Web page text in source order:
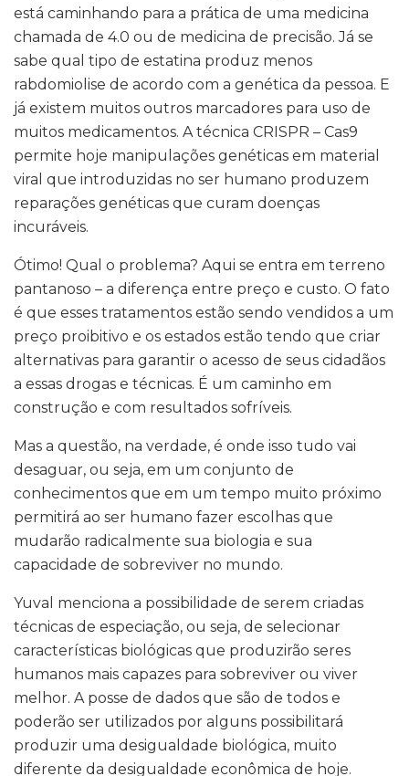
está caminhando para a prática de uma medicina
chamada de 4.0 ou de medicina de precisão. Já se
sabe qual tipo de estatina produz menos
rabdomiolise de acordo com a genética da pessoa. E
já existem muitos outros marcadores para uso de
muitos medicamentos. A técnica CRISPR – Cas9
permite hoje manipulações genéticas em material
viral que introduzidas no ser humano produzem
reparações genéticas que curam doenças
incuráveis.
Ótimo! Qual o problema? Aqui se entra em terreno
pantanoso – a diferença entre preço e custo. O fato
é que esses tratamentos estão sendo vendidos a um
preço proibitivo e os estados estão tendo que criar
alternativas para garantir o acesso de seus cidadãos
a essas drogas e técnicas. É um caminho em
construção e com resultados sofríveis.
Mas a questão, na verdade, é onde isso tudo vai
desaguar, ou seja, em um conjunto de
conhecimentos que em um tempo muito próximo
permitirá ao ser humano fazer escolhas que
mudarão radicalmente sua biologia e sua
capacidade de sobreviver no mundo.
Yuval menciona a possibilidade de serem criadas
técnicas de especiação, ou seja, de selecionar
características biológicas que produzirão seres
humanos mais capazes para sobreviver ou viver
melhor. A posse de dados que são de todos e
poderão ser utilizados por alguns possibilitará
produzir uma desigualdade biológica, muito
diferente da desigualdade econômica de hoje.